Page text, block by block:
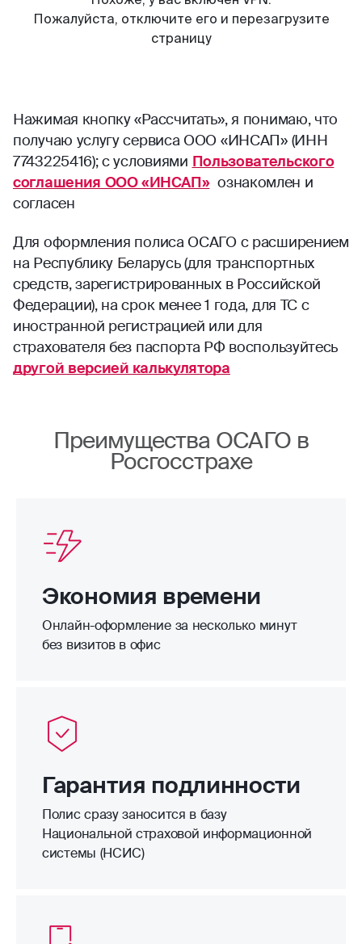
Нажимая кнопку «Рассчитать», я понимаю, что
получаю услугу сервиса ООО «ИНСАП» (ИНН
7743225416); с условиями Пользовательского
соглашения ООО «ИНСАП» ознакомлен и
согласен
Для оформления полиса ОСАГО с расширением
на Республику Беларусь (для транспортных
средств, зарегистрированных в Российской
Федерации), на срок менее 1 года, для ТС с
иностранной регистрацией или для
страхователя без паспорта РФ воспользуйтесь
другой версией калькулятора
Преимущества ОСАГО в
Росгосстрахе
Экономия времени
Онлайн-оформление за несколько минут
без визитов в офис
Гарантия подлинности
Полис сразу заносится в базу
Национальной страховой информационной
системы (НСИС)